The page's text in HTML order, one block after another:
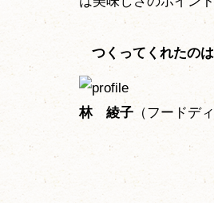
つくってくれたのは
林 綾子（フードデ